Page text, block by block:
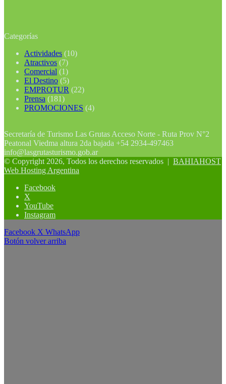
Categorías
Actividades (10)
Atractivos (7)
Comercial (1)
El Destino (5)
EMPROTUR (22)
Prensa (181)
PROMOCIONES (4)
Secretaría de Turismo Las Grutas Acceso Norte - Ruta Prov N°2
Peatonal Viedma altura 2da bajada +54 2934-497463
info@lasgrutasturismo.gob.ar
© Copyright 2026, Todos los derechos reservados | BAHIAHOST
Web Hosting Argentina
Facebook
X
YouTube
Instagram
Facebook X WhatsApp
Botón volver arriba